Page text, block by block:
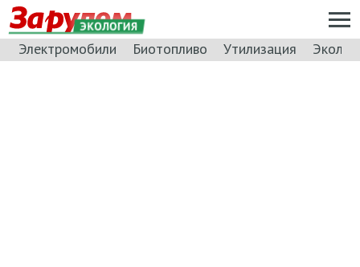
ЭКОЛОГИЯ
Электромобили Биотопливо Утилизация